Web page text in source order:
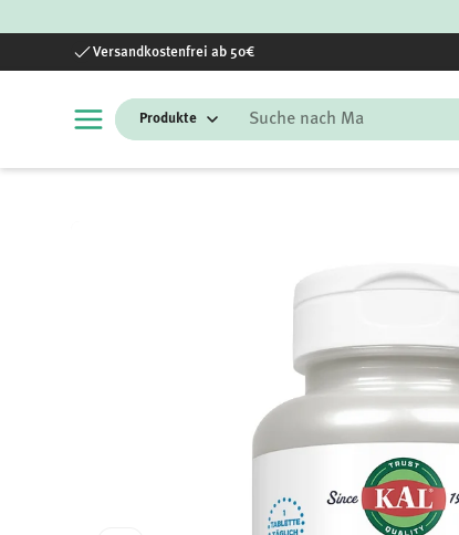
Direkt zum Inhalt
Versandkostenfrei ab 50€
Suchen